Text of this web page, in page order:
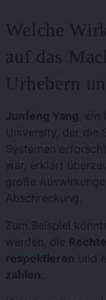
Welche
auf das
Urhebern
Junfeng Yang ,
University, der die
Systemen
war, erklärt
große
Abschreckung.
Zum Beispiel
werden, die
respektieren und
zahlen.